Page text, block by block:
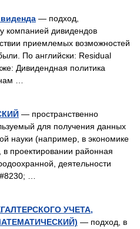
— подход,
компанией дивидендов
приемлемых возможностей
По английски: Residual
Дивидендная политика
…
— пространственно
для получения данных
науки (например, в экономике
в проектировании районная
деятельности
…
УЧЕТА,
— подход, в